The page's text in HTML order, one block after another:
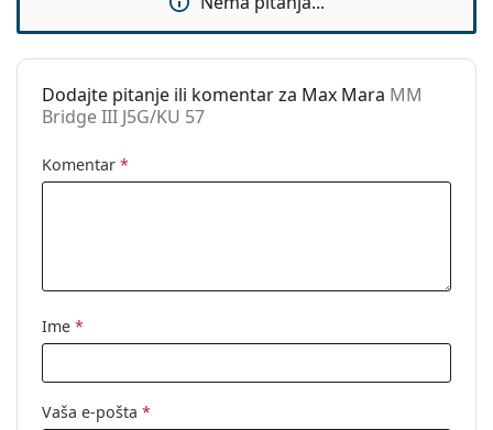
Dodajte pitanje ili komentar za Max Mara MM
Bridge III J5G/KU 57
Komentar *
Ime *
Vaša e-pošta *